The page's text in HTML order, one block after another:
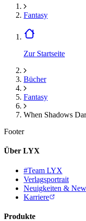
Fantasy
Zur Startseite
Bücher
Fantasy
When Shadows
Footer
Über LYX
#Team LYX
Verlagsportrait
Neuigkeiten &
Karriere
Produkte